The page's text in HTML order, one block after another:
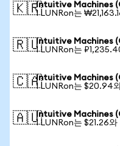
🇰🇷Intuitive Machines
1 LUNRon는
🇷🇺Intuitive Machines
1 LUNRon는
🇨🇦Intuitive Machines
1 LUNRon는 $20.94
🇦🇺Intuitive Machines
1 LUNRon는 $21.26와